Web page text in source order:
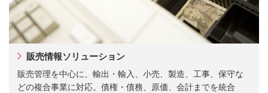
販売情報ソリューション
販売管理を中心に、輸出・輸入、小売、製造、工事、保守な
どの複合事業に対応。債権・債務、原価、会計までを統合